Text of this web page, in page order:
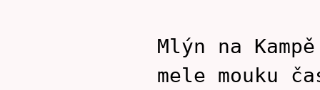
Mlýn na Kampě
mele mouku